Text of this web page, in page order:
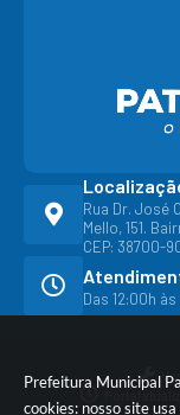
Prefeitura Municipal
cookies: nosso site
Rua Dr. José
Mello, 151.
CEP: 38700-
Das 12:00h às
Portal